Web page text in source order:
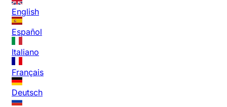
English
Español
Italiano
Français
Deutsch